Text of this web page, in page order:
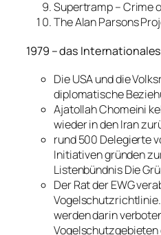
Supertramp – Crime
The Alan Parsons
1979 – das
Die USA und die
diplomatische
Ajatollah Chomeini
wieder in den Iran
rund 500 Delegierte
Initiativen gründen
Listenbündnis Die
Der Rat der EWG
werden darin